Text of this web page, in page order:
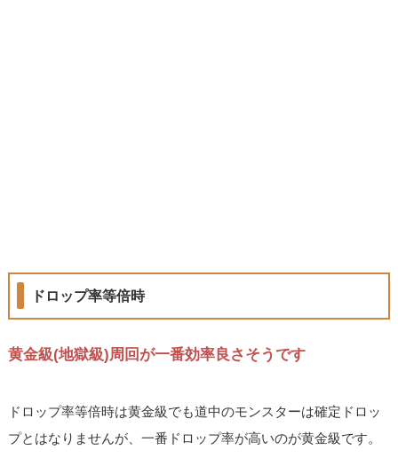
ドロップ率等倍時
黄金級(地獄級)周回が一番効率良さそうです
ドロップ率等倍時は黄金級でも道中のモンスターは確定ドロッ
プとはなりませんが、一番ドロップ率が高いのが黄金級です。